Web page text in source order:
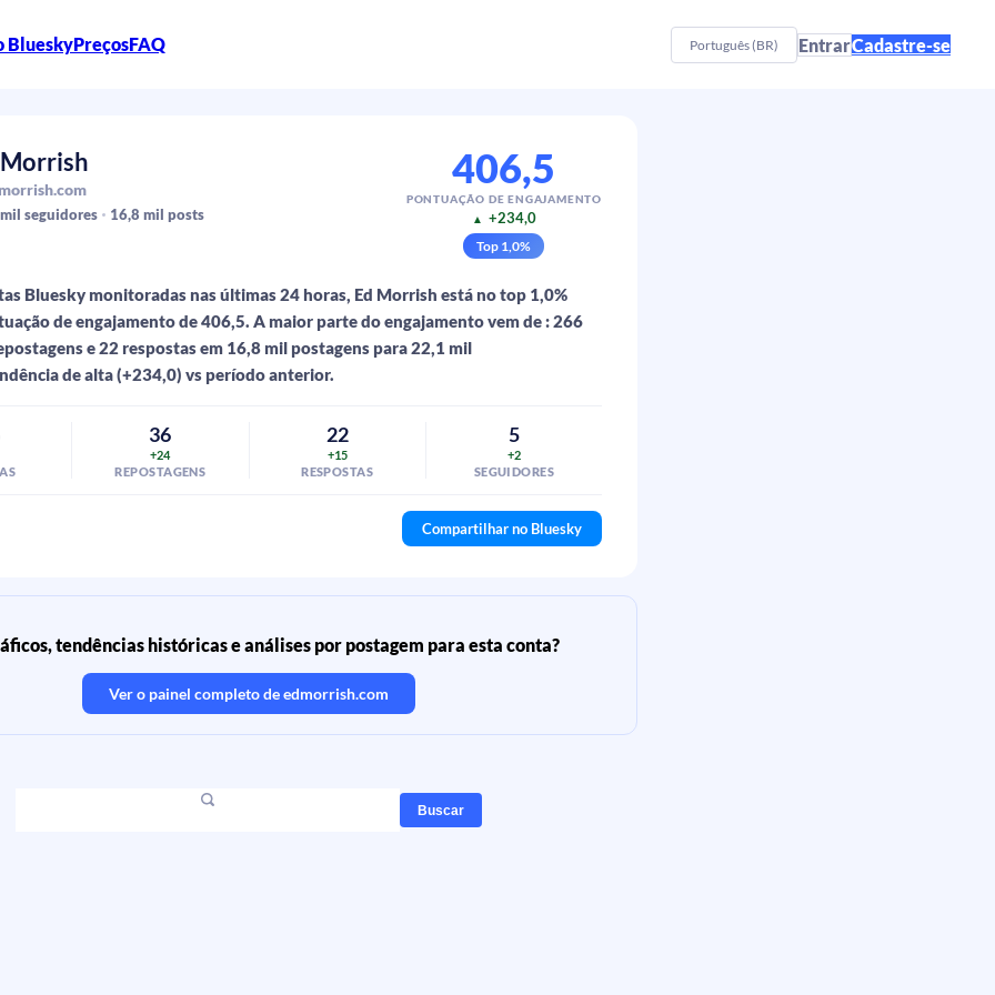
BlueskyPreçosFAQ Português (BR) EntrarCadastre-se
seguidores 16,8 mil posts
406,5
PONTUAÇÃO DE ENGAJAMENTO
▲ +234,0
Top 1,0%
Bluesky monitoradas nas últimas 24 horas, Ed Morrish está no top 1,0%
de engajamento de 406,5. A maior parte do engajamento vem de : 266
e 22 respostas em 16,8 mil postagens para 22,1 mil
de alta (+234,0) vs período anterior.
36
+24
REPOSTAGENS
22
+15
RESPOSTAS
5
+2
SEGUIDORES
Compartilhar no Bluesky
tendências históricas e análises por postagem para esta conta?
Ver o painel completo deedmorrish.com
Buscar